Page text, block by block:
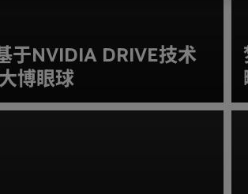
于NVIDIA DRIVE技术
博眼球